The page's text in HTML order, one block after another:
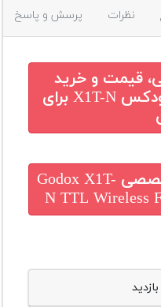
نظرات پرسش و پاسخ
قیمت و خرید
فرستنده رادیو فلاش گودکس X1T-N برای
Godox X1T-
N TTL Wireless